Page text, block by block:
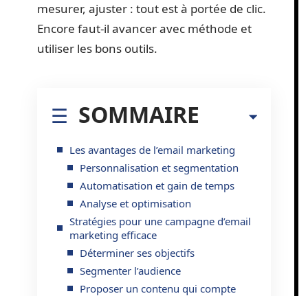
mesurer, ajuster : tout est à portée de clic.
Encore faut-il avancer avec méthode et
utiliser les bons outils.
SOMMAIRE
Les avantages de l’email marketing
Personnalisation et segmentation
Automatisation et gain de temps
Analyse et optimisation
Stratégies pour une campagne d’email
marketing efficace
Déterminer ses objectifs
Segmenter l’audience
Proposer un contenu qui compte